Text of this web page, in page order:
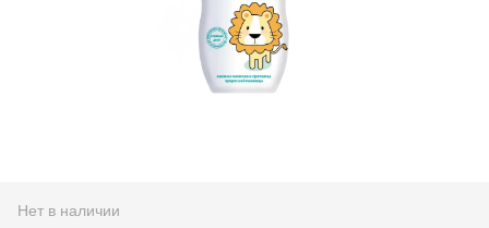
Нет в наличии